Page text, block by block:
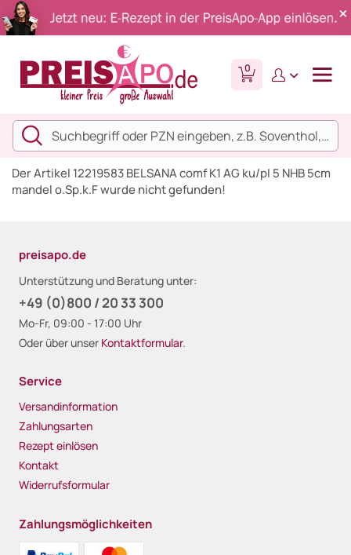
0
Der Artikel 12219583 BELSANA comf K1 AG ku/pl 5 NHB 5cm
mandel o.Sp.k.F wurde nicht gefunden!
preisapo.de
Unterstützung und Beratung unter:
+49 (0)800 / 20 33 300
Mo-Fr, 09:00 - 17:00 Uhr
Oder über unser Kontaktformular.
Service
Versandinformation
Zahlungsarten
Rezept einlösen
Kontakt
Widerrufsformular
Zahlungsmöglichkeiten